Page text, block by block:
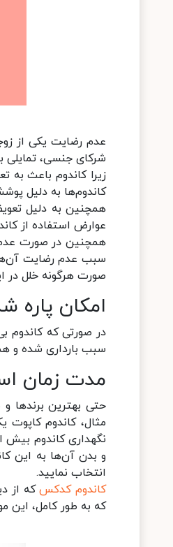
عدم رضایت یکی از
شرکای جنسی، تمایلی
زیرا کاندوم باعث به
کاندوم‌ها به دلیل
همچنین به دلیل
عوارض استفاده از
همچنین در صورت عدم
سبب عدم رضایت
صورت هرگونه خلل در
امکان پاره
در صورتی که کاندوم
سبب بارداری شده و
مدت زمان
حتی بهترین برندها
مثال، کاندوم کاپوت
نگهداری کاندوم
و بدن آن‌ها به این
انتخاب نمایید.
کاندوم کدکسکه از
که به طور کامل، این